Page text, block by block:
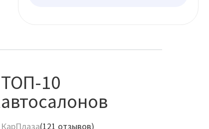
ТОП-10
автосалонов
КарПлаза(121 отзывов)